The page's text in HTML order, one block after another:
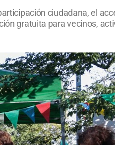
ciudadana, el
gratuita para vecinos,